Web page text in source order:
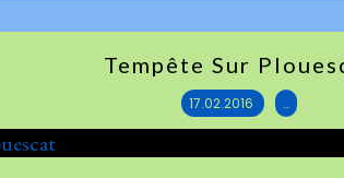
Tempête Sur
17.02.2016 …